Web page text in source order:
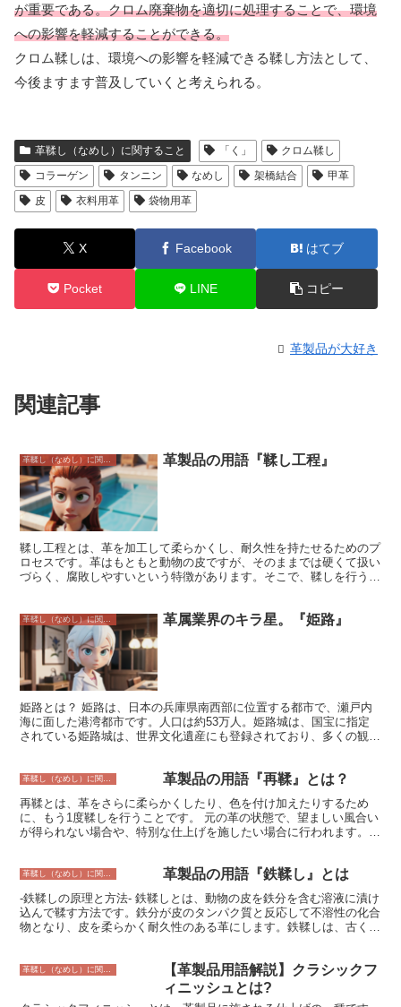
が重要である。クロム廃棄物を適切に処理することで、環境
への影響を軽減することができる。
クロム鞣しは、環境への影響を軽減できる鞣し方法として、
今後ますます普及していくと考えられる。
革鞣し（なめし）に関すること 「く」
クロム鞣し
コラーゲン
タンニン なめし 架橋結合
甲革
皮
衣料用革 袋物用革
X Facebook はてブ
Pocket LINE コピー
革製品が大好き
関連記事
革製品の用語『鞣し工程』
鞣し工程とは、革を加工して柔らかくし、耐久性を持たせるためのプ
ロセスです。革はもともと動物の皮ですが、そのままでは硬くて扱い
づらく、腐敗しやすいという特徴があります。そこで、鞣しを行うこ
に浸して柔らかくします。次に、タンニンなどの薬品を使って、革の
タンパク質と結合させて硬化させます。最後に、革を乾燥させて仕上
げます。 鞣し工程には、大きく分けて2つの方法があります。一つ
は、タンニンを使って鞣す「タンニン鞣し」です。タンニンは、植物
に含まれる成分で、革と結合すると革を硬化させて耐久性を持たせま
す。もう一つは、クロムを使って鞣す「クロム鞣し」です。クロム鞣
しは、タンニン鞣しよりも早く鞣すことができますが、革が硬くなり
やすく、耐久性が落ちやすいという特徴があります。
革属業界のキラ星。『姫路』
姫路とは？ 姫路は、日本の兵庫県南西部に位置する都市で、瀬戸内
海に面した港湾都市です。人口は約53万人。姫路城は、国宝に指定
されている姫路城は、世界文化遺産にも登録されており、多くの観光
なったのは、江戸時代初期に遡ります。当時、姫路藩主であった池田
います。池田輝政は、姫路城の建設を計画しており、その資材として
革製品を必要としていたのです。 姫路で生産される革製品は、その
品質の高さで知られており、全国各地に出荷されていました。特に、
具などに使用されていました。 明治維新後は、姫路の革製品産業は
さらに発展し、多くの革製品メーカーが設立されました。現在では、
姫路は日本の革製品産業の中心地となっており、全国の革製品の約6
割が姫路で生産されています。 姫路の革製品は、その品質の高さか
ら世界各国に輸出されており、海外でも高い評価を受けています。現
在では、姫路の革製品は、服や靴、バッグ、財布などの様々な製品に
革製品の用語『再鞣』とは？
再鞣とは、革をさらに柔らかくしたり、色を付け加えたりするため
に、もう1度鞣しを行うことです。 元の革の状態で、望ましい風合い
が得られない場合や、特別な仕上げを施したい場合に行われます。再
になり、耐久性も向上します。また、再鞣により、革の風合いを損な
革鞣し（なめし）に関すること 革製品の用語『鉄鞣し』とは
-鉄鞣しの原理と方法- 鉄鞣しとは、動物の皮を鉄分を含む溶液に漬け
込んで鞣す方法です。鉄分が皮のタンパク質と反応して不溶性の化合
物となり、皮を柔らかく耐久性のある革にします。鉄鞣しは、古くか
て不溶性の化合物となることです。この反応は、鉄分が皮のタンパク
質に吸着し、タンパク質の構造を変化させることで起こります。タン
パク質の構造が変化すると、皮は硬くなり、耐久性のある革になりま
革鞣し（なめし）に関すること
【革製品用語解説】クラシックフ
ィニッシュとは?